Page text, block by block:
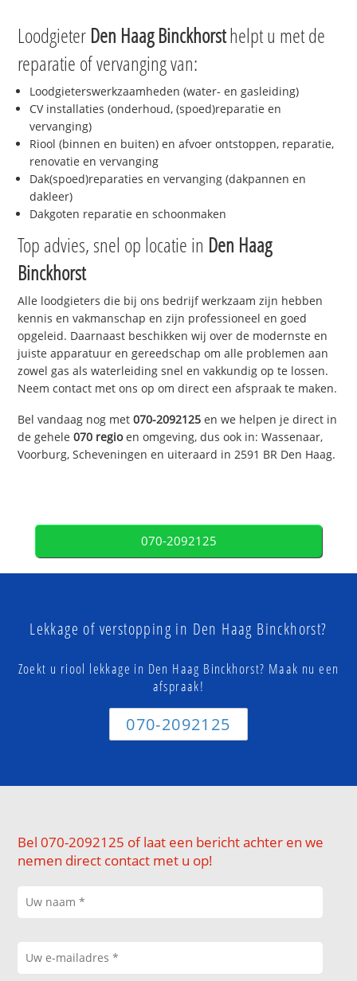
Loodgieter Den Haag Binckhorsthelpt u met de
reparatie of vervanging van:
Loodgieterswerkzaamheden (water- en gasleiding)
CV installaties (onderhoud, (spoed)reparatie en
vervanging)
Riool (binnen en buiten) en afvoer ontstoppen, reparatie,
renovatie en vervanging
Dak(spoed)reparaties en vervanging (dakpannen en
dakleer)
Dakgoten reparatie en schoonmaken
Top advies, snel op locatie in Den Haag
Binckhorst
Alle loodgieters die bij ons bedrijf werkzaam zijn hebben
kennis en vakmanschap en zijn professioneel en goed
opgeleid. Daarnaast beschikken wij over de modernste en
juiste apparatuur en gereedschap om alle problemen aan
zowel gas als waterleiding snel en vakkundig op te lossen.
Neem contact met ons op om direct een afspraak te maken.
Bel vandaag nog met070-2092125 en we helpen je direct in
de gehele070 regioen omgeving, dus ook in: Wassenaar,
Voorburg, Scheveningen en uiteraard in 2591 BR Den Haag.
070-2092125
Lekkage of verstopping in Den Haag Binckhorst?
Zoekt u riool lekkage in Den Haag Binckhorst? Maak nu een
afspraak!
070-2092125
Bel 070-2092125 of laat een bericht achter en we
nemen direct contact met u op!